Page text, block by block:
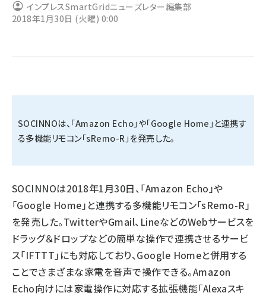
新井 (345)
新井宏征 (278)
大串 (211)
aitras (177)
タンデム (141)
インプレスSmartGridニューズレター編集部
2018年1月30日 (火曜) 0:00
SOCINNOは、「Amazon Echo」や「Google Home」と連携す
る多機能リモコン「sRemo-R」を発売した。
SOCINNOは2018年1月30日、「Amazon Echo」や
「Google Home」と連携する多機能リモコン「sRemo-R」
を発売した。TwitterやGmail、LineなどのWebサービスを
ドラッグ＆ドロップなどの簡単な操作で連携させるサービ
ス「IFTTT」にも対応しており、Google Homeと併用する
ことでさまざまな家電を音声で操作できる。Amazon
Echo向けには家電操作に対応する拡張機能「Alexaスキ